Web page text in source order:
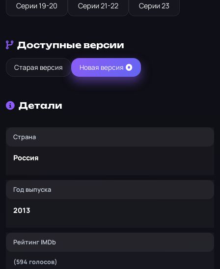
Серии 19-20 Серии 21-22 Серии 23
Доступные версии
Старая версия Новая версия
Детали
Страна
Россия
Год выпуска
2013
Рейтинг IMDb
(594 голосов)